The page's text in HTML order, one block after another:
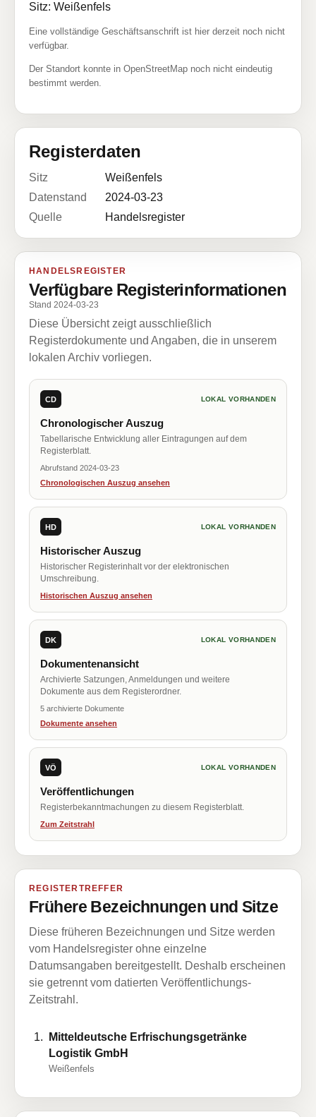
Sitz: Weißenfels
Eine vollständige Geschäftsanschrift ist hier derzeit noch nicht
verfügbar.
Der Standort konnte in OpenStreetMap noch nicht eindeutig
bestimmt werden.
Registerdaten
Sitz
Weißenfels
Datenstand
2024-03-23
Quelle
Handelsregister
HANDELSREGISTER
Verfügbare Registerinformationen
Stand 2024-03-23
Diese Übersicht zeigt ausschließlich
Registerdokumente und Angaben, die in unserem
lokalen Archiv vorliegen.
CD LOKAL VORHANDEN
Chronologischer Auszug
Tabellarische Entwicklung aller Eintragungen auf dem
Registerblatt.
Abrufstand 2024-03-23
Chronologischen Auszug ansehen
HD LOKAL VORHANDEN
Historischer Auszug
Historischer Registerinhalt vor der elektronischen
Umschreibung.
Historischen Auszug ansehen
DK LOKAL VORHANDEN
Dokumentenansicht
Archivierte Satzungen, Anmeldungen und weitere
Dokumente aus dem Registerordner.
5 archivierte Dokumente
Dokumente ansehen
VÖ LOKAL VORHANDEN
Veröffentlichungen
Registerbekanntmachungen zu diesem Registerblatt.
Zum Zeitstrahl
REGISTERTREFFER
Frühere Bezeichnungen und Sitze
Diese früheren Bezeichnungen und Sitze werden
vom Handelsregister ohne einzelne
Datumsangaben bereitgestellt. Deshalb erscheinen
sie getrennt vom datierten Veröffentlichungs-
Zeitstrahl.
Mitteldeutsche Erfrischungsgetränke
Logistik GmbH
Weißenfels